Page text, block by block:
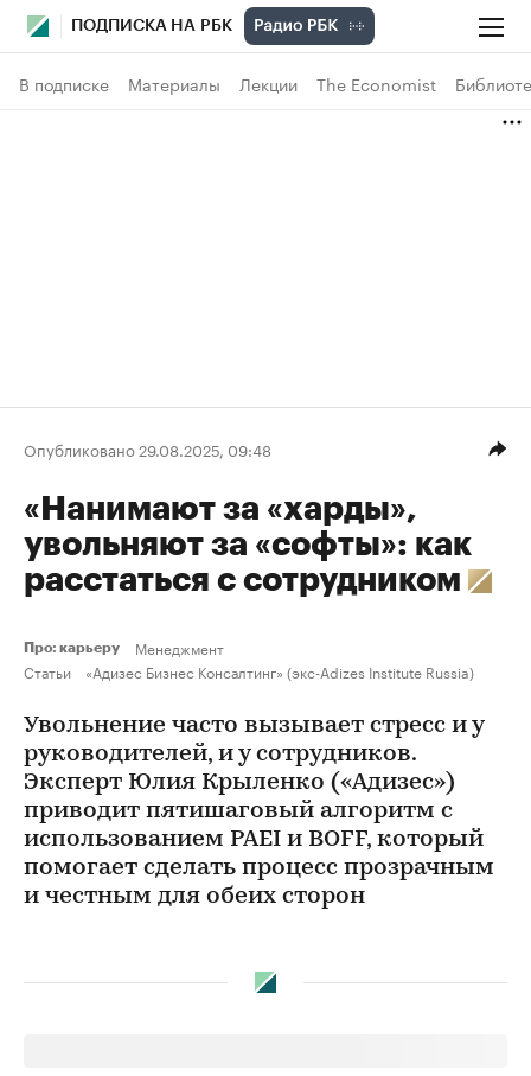
ПОДПИСКА НА РБК
В подписке Материалы Лекции The Economist
Опубликовано 29.08.2025, 09:48
«Нанимают за «харды»,
увольняют за «софты»: как
расстаться с сотрудником
Про: карьеру
Менеджмент
Статьи
«Адизес Бизнес Консалтинг» (экс-Adizes Institute Russia)
Увольнение часто вызывает стресс и у
руководителей, и у сотрудников.
Эксперт Юлия Крыленко («Адизес»)
приводит пятишаговый алгоритм с
использованием PAEI и BOFF, который
помогает сделать процесс прозрачным
и честным для обеих сторон